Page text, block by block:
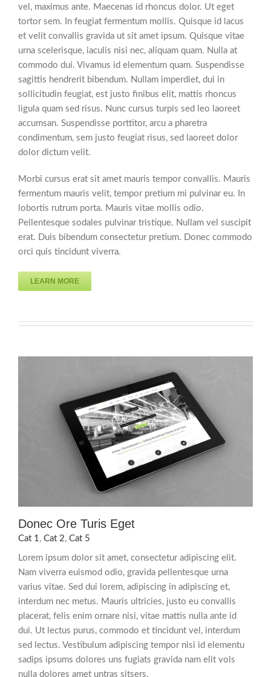
vel, maximus ante. Maecenas id rhoncus dolor. Ut eget
tortor sem. In feugiat fermentum mollis. Quisque id lacus
et velit convallis gravida ut sit amet ipsum. Quisque vitae
urna scelerisque, iaculis nisi nec, aliquam quam. Nulla at
commodo dui. Vivamus id elementum quam. Suspendisse
sagittis hendrerit bibendum. Nullam imperdiet, dui in
sollicitudin feugiat, est justo finibus elit, mattis rhoncus
ligula quam sed risus. Nunc cursus turpis sed leo laoreet
accumsan. Suspendisse porttitor, arcu a pharetra
condimentum, sem justo feugiat risus, sed laoreet dolor
dolor dictum velit.
Morbi cursus erat sit amet mauris tempor convallis. Mauris
fermentum mauris velit, tempor pretium mi pulvinar eu. In
lobortis rutrum porta. Mauris vitae mollis odio.
Pellentesque sodales pulvinar tristique. Nullam vel suscipit
erat. Duis bibendum consectetur pretium. Donec commodo
orci quis tincidunt viverra.
LEARN MORE
Donec Ore Turis Eget
Cat 1 , Cat 2, Cat 5
Lorem ipsum dolor sit amet, consectetur adipiscing elit.
Nam viverra euismod odio, gravida pellentesque urna
varius vitae. Sed dui lorem, adipiscing in adipiscing et,
interdum nec metus. Mauris ultricies, justo eu convallis
placerat, felis enim ornare nisi, vitae mattis nulla ante id
dui. Ut lectus purus, commodo et tincidunt vel, interdum
sed lectus. Vestibulum adipiscing tempor nisi id elementu
sadips ipsums dolores uns fugiats gravida nam elit vols
nulla dolores amet untras sitsers.